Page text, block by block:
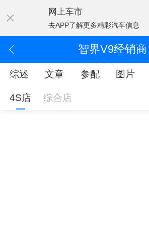
网上车市
去APP了解更多精彩汽车信息
智界V9经销商
综述 文章 参配 图片
4S店 综合店